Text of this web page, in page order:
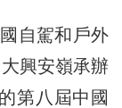
自駕和戶外
興安嶺承辦
第八屆中國